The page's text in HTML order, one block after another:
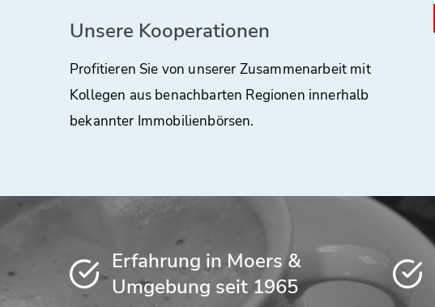
Unsere Kooperationen
Profitieren Sie von unserer Zusammenarbeit mit
Kollegen aus benachbarten Regionen innerhalb
bekannter Immobilienbörsen.
Erfahrung in Moers &
Umgebung seit 1965